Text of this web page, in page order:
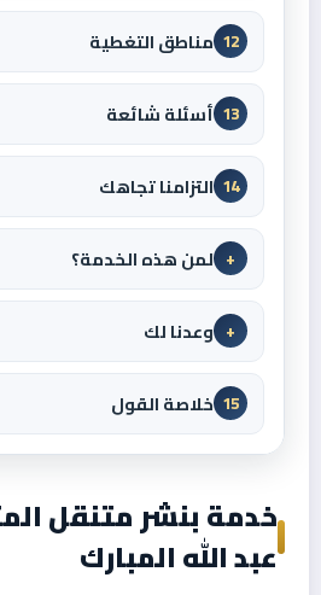
12 مناطق التغطية
13 أسئلة شائعة
14 التزامنا تجاهك
+ لمن هذه الخدمة؟
+ وعدنا لك
15 خلاصة القول
خدمة بنشر متنقل
عبد الله المبارك